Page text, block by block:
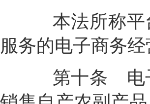
本法所称平台
服务的电子商务经
第十条